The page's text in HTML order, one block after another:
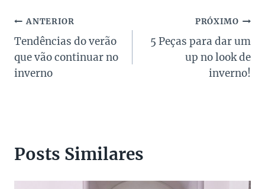
Navegação
de
Post
ANTERIOR
Tendências do verão
que vão continuar no
inverno
PRÓXIMO
5 Peças para dar um
up no look de
inverno!
Posts Similares